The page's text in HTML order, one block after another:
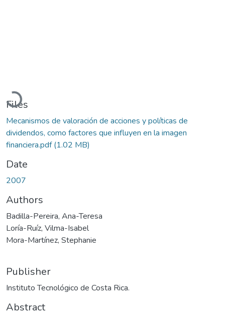
Loading...
Files
Mecanismos de valoración de acciones y políticas de
dividendos, como factores que influyen en la imagen
financiera.pdf(1.02 MB)
Date
2007
Authors
Badilla-Pereira, Ana-Teresa
Loría-Ruíz, Vilma-Isabel
Mora-Martínez, Stephanie
Publisher
Instituto Tecnológico de Costa Rica.
Abstract